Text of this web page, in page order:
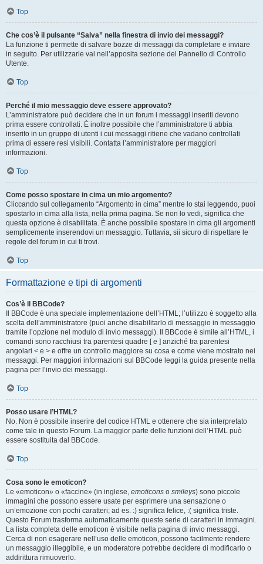
Top
Che cos’è il pulsante “Salva” nella finestra di invio dei messaggi?
La funzione ti permette di salvare bozze di messaggi da completare e inviare
in seguito. Per utilizzarle vai nell’apposita sezione del Pannello di Controllo
Utente.
Top
Perché il mio messaggio deve essere approvato?
L’amministratore può decidere che in un forum i messaggi inseriti devono
prima essere controllati. È inoltre possibile che l’amministratore ti abbia
inserito in un gruppo di utenti i cui messaggi ritiene che vadano controllati
prima di essere resi visibili. Contatta l’amministratore per maggiori
informazioni.
Top
Come posso spostare in cima un mio argomento?
Cliccando sul collegamento “Argomento in cima” mentre lo stai leggendo, puoi
spostarlo in cima alla lista, nella prima pagina. Se non lo vedi, significa che
questa opzione è disabilitata. È anche possibile spostare in cima gli argomenti
semplicemente inserendovi un messaggio. Tuttavia, sii sicuro di rispettare le
regole del forum in cui ti trovi.
Top
Formattazione e tipi di argomenti
Cos’è il BBCode?
Il BBCode è una speciale implementazione dell’HTML; l’utilizzo è soggetto alla
scelta dell’amministratore (puoi anche disabilitarlo di messaggio in messaggio
tramite l’opzione nel modulo di invio messaggi). Il BBCode è simile all’HTML, i
comandi sono racchiusi tra parentesi quadre [ e ] anziché tra parentesi
angolari < e > e offre un controllo maggiore su cosa e come viene mostrato nei
messaggi. Per maggiori informazioni sul BBCode leggi la guida presente nella
pagina per l’invio dei messaggi.
Top
Posso usare l’HTML?
No. Non è possibile inserire del codice HTML e ottenere che sia interpretato
come tale in questo Forum. La maggior parte delle funzioni dell’HTML può
essere sostituita dal BBCode.
Top
Cosa sono le emoticon?
Le «emoticon» o «faccine» (in inglese, emoticons o smileys) sono piccole
immagini che possono essere usate per esprimere una sensazione o
un’emozione con pochi caratteri; ad es. :) significa felice, :( significa triste.
Questo Forum trasforma automaticamente queste serie di caratteri in immagini.
La lista completa delle emoticon è visibile nella pagina di invio messaggi.
Cerca di non esagerare nell’uso delle emoticon, possono facilmente rendere
un messaggio illeggibile, e un moderatore potrebbe decidere di modificarlo o
addirittura rimuoverlo.